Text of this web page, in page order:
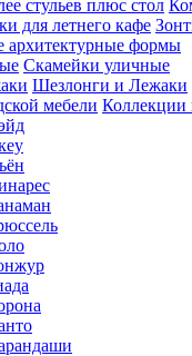
архитектурные формы
Скамейки уличные
Шезлонги и Лежаки
Коллекции